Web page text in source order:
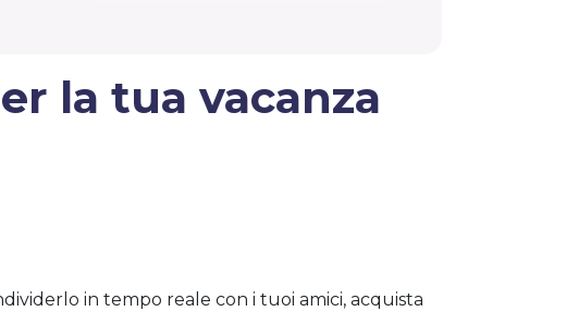
la tua vacanza
in tempo reale con i tuoi amici, acquista